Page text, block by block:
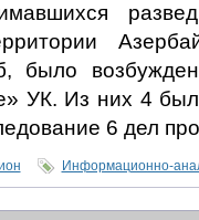
было
УК. Из них 4
6 дел
Информационно-